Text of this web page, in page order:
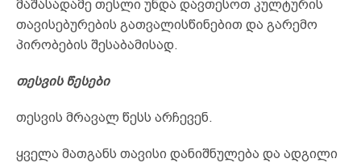
მაშასადამე თესლი უნდა დავთესოთ კულტურის
თავისებურების გათვალისწინებით და გარემო
პირობების შესაბამისად.
თესვის წესები
თესვის მრავალ წესს არჩევენ.
ყველა მათგანს თავისი დანიშნულება და ადგილი